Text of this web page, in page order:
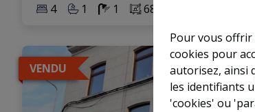
Pour vous offrir
cookies pour
autorisez, ainsi
les identifiants
'cookies' ou
4 1 1 683 m²
VENDU